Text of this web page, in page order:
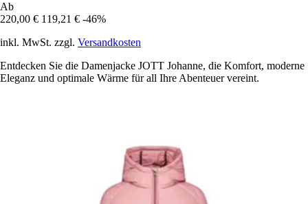
Ab
220,00 € 119,21 € -46%
inkl. MwSt. zzgl. Versandkosten
Entdecken Sie die Damenjacke JOTT Johanne, die Komfort, moderne
Eleganz und optimale Wärme für all Ihre Abenteuer vereint.